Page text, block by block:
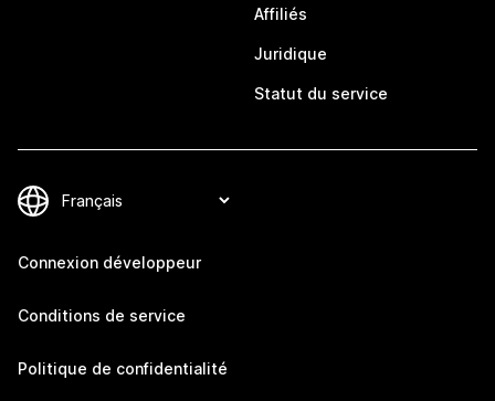
Affiliés
Juridique
Statut du service
Connexion développeur
Conditions de service
Politique de confidentialité